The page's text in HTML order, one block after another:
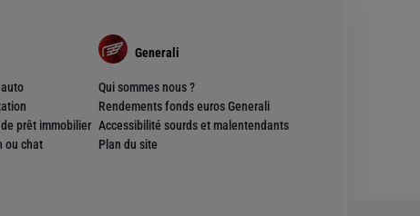
prêt immobilier
ou chat
Generali
Qui sommes nous ?
Rendements fonds euros Generali
Accessibilité sourds et malentendants
Plan du site